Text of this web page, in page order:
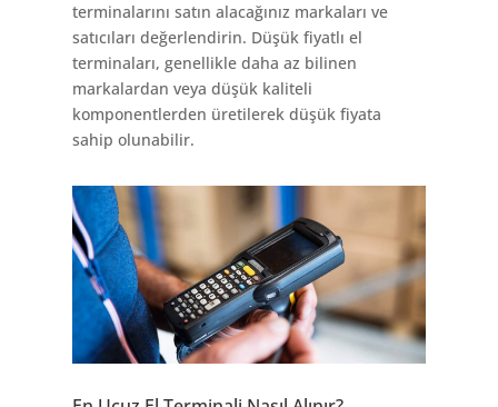
terminalarını satın alacağınız markaları ve
satıcıları değerlendirin. Düşük fiyatlı el
terminaları, genellikle daha az bilinen
markalardan veya düşük kaliteli
komponentlerden üretilerek düşük fiyata
sahip olunabilir.